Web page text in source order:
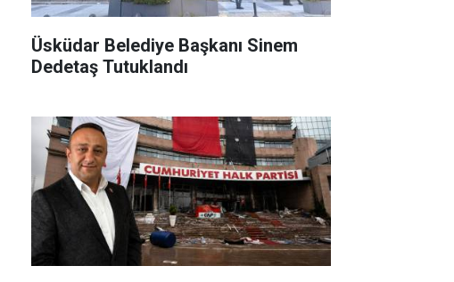
Üsküdar Belediye Başkanı Sinem
Dedetaş Tutuklandı